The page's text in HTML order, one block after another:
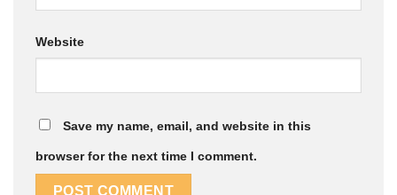
Website
Save my name, email, and website in this
browser for the next time I comment.